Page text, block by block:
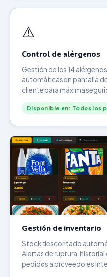
⚠️
Control de alérgenos
Gestión de los 14
automáticas en pantalla
cliente para máxima
Disponible en: Todos los
Gestión de inventario
Stock descontado
Alertas de ruptura,
pedidos a proveedores